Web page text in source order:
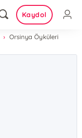
Kaydol
Orsinya Öyküleri